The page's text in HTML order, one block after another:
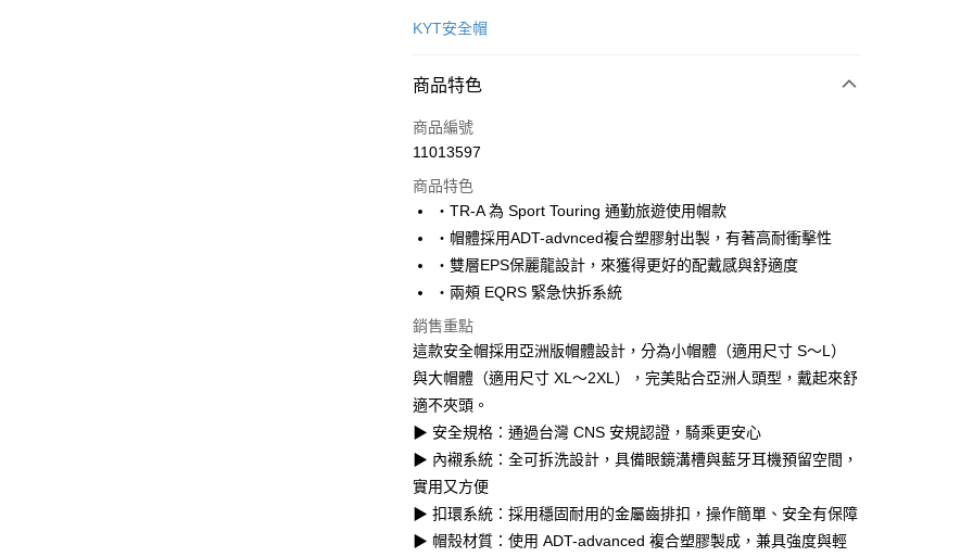
信用卡一次付款
合作金庫商業銀行
華南商業銀行
上海商業儲蓄銀行
國泰世華商業銀行
兆豐國際商業銀行
臺灣中小企業銀行
台中商業銀行
聯邦商業銀行
遠東國際商業銀行
元大商業銀行
玉山商業銀行
台新國際商業銀行
中國信託商業銀行
超商取貨付款
LINE Pay
街口支付
悠遊付
Google Pay
全盈+PAY
大哥付你分期
相關說明
【大哥付你分期使用說明】
1.本服務由台灣大哥大提供，台灣大哥大用戶可立即使用無須另外申請。
2.付款方式選擇「大哥付你分期」，訂單成立後會自動跳轉到大哥付的交易
流程，驗證手機門號後，選擇欲分期的期數、繳款截止日，確認付款後即
完成交易。
AFTEE先享後付
相關說明
【關於「AFTEE先享後付」】
ATM付款
KYT安全帽
商品特色
商品編號
11013597
商品特色
・TR-A 為 Sport Touring 通勤旅遊使用帽款
・帽體採用ADT-advnced複合塑膠射出製，有著高耐衝擊性
・雙層EPS保麗龍設計，來獲得更好的配戴感與舒適度
・兩頰 EQRS 緊急快拆系統
銷售重點
這款安全帽採用亞洲版帽體設計，分為小帽體（適用尺寸 S～L）
與大帽體（適用尺寸 XL～2XL），完美貼合亞洲人頭型，戴起來舒
適不夾頭。
▶ 安全規格：通過台灣 CNS 安規認證，騎乘更安心
▶ 內襯系統：全可拆洗設計，具備眼鏡溝槽與藍牙耳機預留空間，
實用又方便
▶ 扣環系統：採用穩固耐用的金屬齒排扣，操作簡單、安全有保障
▶ 帽殼材質：使用 ADT-advanced 複合塑膠製成，兼具強度與輕